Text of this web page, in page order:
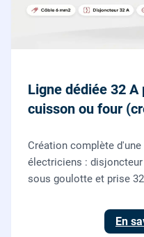
Ligne dédiée 32 A
cuisson ou four
Création complète
électriciens : disjoncteur
sous goulotte et prise
En